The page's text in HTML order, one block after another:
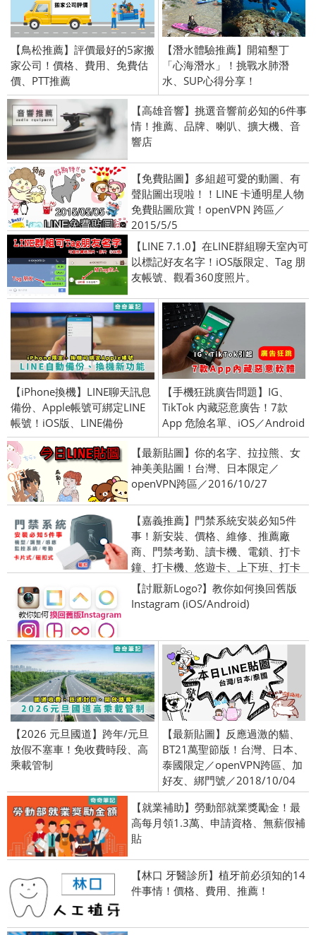
【鳥松推薦】評價最好的5家搬
家公司！價格、費用、免費估
價、PTT推薦
【潛水體驗推薦】開箱墾丁
「心海潛水」！挑戰水肺潛
水、SUP心得分享！
【高雄音響】挑選音響前必知的6件事
情！推薦、品牌、喇叭、擴大機、音
響店
【免費貼圖】多組超可愛的動圖、有
聲貼圖出現啦！！LINE 卡通明星人物
免費貼圖欣賞！openVPN 跨區／
2015/5/5
【LINE 7.1.0】在LINE群組聊天室內可
以標記好友名字！iOS版限定、Tag 朋
友帳號、觀看360度照片。
【iPhone換機】LINE聊天訊息
備份、Apple帳號可綁定LINE
帳號！iOS版、LINE備份
【手機狂跳廣告問題】IG、
TikTok 內藏惡意廣告！7款
App 危險名單、iOS／Android
【最新貼圖】你的名字、拉拉熊、女
神美美貼圖！台灣、日本限定／
openVPN跨區／2016/10/27
【嘉義推薦】門禁系統安裝必知5件
事！新安裝、價格、維修、推薦廠
商、門禁考勤、讀卡機、電鎖、打卡
鐘、打卡機、悠遊卡、上下班、打卡
【討厭新Logo?】教你如何換回舊版
Instagram (iOS/Android)
【2026 元旦國道】跨年/元旦
放假不塞車！免收費時段、高
乘載管制
【最新貼圖】反應過激的貓、
BT21萬聖節版！台灣、日本、
泰國限定／openVPN跨區、加
好友、綁門號／2018/10/04
【就業補助】勞動部就業獎勵金！最
高每月領1.3萬、申請資格、無薪假補
貼
【林口 牙醫診所】植牙前必須知的14
件事情！價格、費用、推薦！